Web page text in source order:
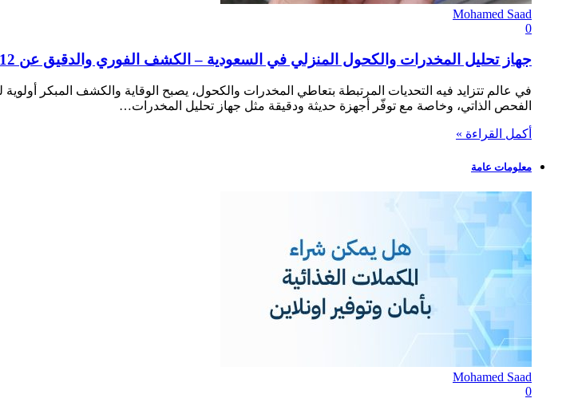
Mohamed Saad
0
جهاز تحليل المخدرات والكحول المنزلي في السعودية – الكشف الفوري والدقيق عن 12 مادة
في عالم تتزايد فيه التحديات المرتبطة بتعاطي المخدرات والكحول، يصبح الوقاية والكشف المبكر
الفحص الذاتي، وخاصة مع توفّر أجهزة حديثة ودقيقة مثل جهاز تحليل المخدرات…
أكمل القراءة »
معلومات عامة
Mohamed Saad
0